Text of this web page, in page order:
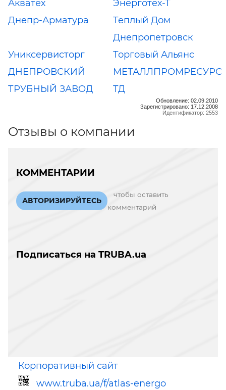
Акватех
Энерготех-Т
Днепр-Арматура
Теплый Дом
Днепропетровск
Униксервисторг
Торговый Альянс
ДНЕПРОВСКИЙ
ТРУБНЫЙ ЗАВОД
МЕТАЛЛПРОМРЕСУРС
ТД
Обновление: 02.09.2010
Зарегистрировано: 17.12.2008
Идентификатор: 2553
Отзывы о компании
КОММЕНТАРИИ
АВТОРИЗИРУЙТЕСЬ
чтобы оставить
комментарий
Подписаться на TRUBA.ua
Корпоративный сайт
www.truba.ua/f/atlas-energo